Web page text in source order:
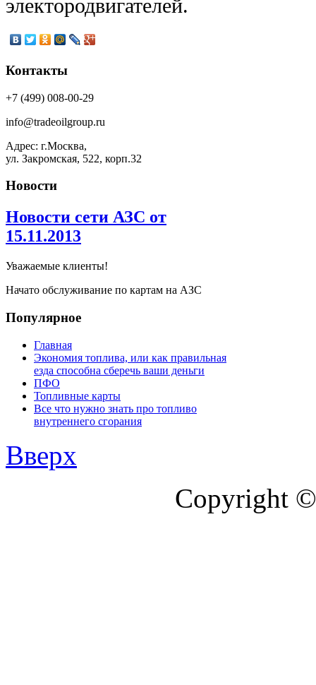
электородвигателей.
Контакты
+7 (499) 008-00-29
info@tradeoilgroup.ru
Адрес: г.Москва,
ул. Закромская, 522, корп.32
Новости
Новости сети АЗС от
15.11.2013
Уважаемые клиенты!
Начато обслуживание по картам на АЗС
Популярное
Главная
Экономия топлива, или как правильная
езда способна сберечь ваши деньги
ПФО
Топливные карты
Все что нужно знать про топливо
внутреннего сгорания
Вверх
Copyright